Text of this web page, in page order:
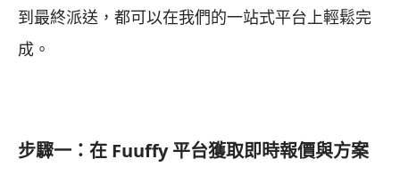
到最終派送，都可以在我們的一站式平台上輕鬆完
成。
步驟一：在 Fuuffy 平台獲取即時報價與方案